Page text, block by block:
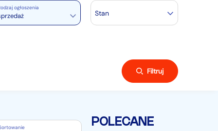
ogłoszenia
Stan
Filtruj
POLECANE